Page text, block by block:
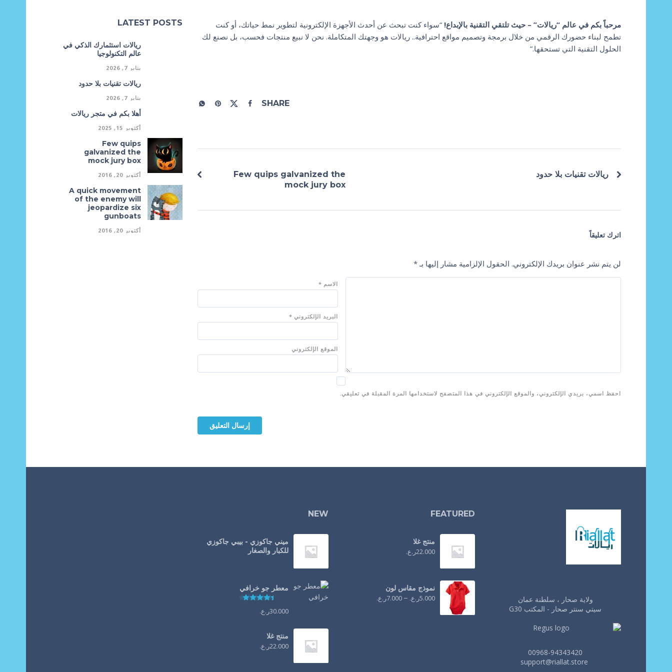
مرحباً بكم في عالم “ريالات” – حيث تلتقي التقنية بالإبداع! “سواء كنت تبحث عن أحدث الأجهزة الإلكترونية لتطوير نمط حياتك، أو كنت
تطمح لبناء حضورك الرقمي من خلال برمجة وتصميم مواقع احترافية.. ريالات هو وجهتك المتكاملة. نحن لا نبيع منتجات فحسب، بل نصنع لك
الحلول التقنية التي تستحقها.”
SHARE
Few quips galvanized the
mock jury box
ريالات تقنيات بلا حدود
اترك تعليقاً
لن يتم نشر عنوان بريدك الإلكتروني. الحقول الإلزامية مشار إليها بـ*
الاسم *
البريد الإلكتروني *
الموقع الإلكتروني
احفظ اسمي، بريدي الإلكتروني، والموقع الإلكتروني في هذا المتصفح لاستخدامها المرة المقبلة في تعليقي.
LATEST POSTS
ريالات استثمارك الذكي في
عالم التكنولوجيا
يناير 7, 2026
ريالات تقنيات بلا حدود
يناير 7, 2026
أهلا بكم في متجر ريالات
أكتوبر 15, 2025
Few quips
galvanized the
mock jury box
أكتوبر 20, 2016
A quick movement
of the enemy will
jeopardize six
gunboats
أكتوبر 20, 2016
ولاية صحار ، سلطنة عمان
سيتي سنتر صحار - المكتب G30
00968-94343420
FEATURED
منتج غلا
22.000ر.ع.
نموذج مقاس لون
5.000ر.ع. –
7.000ر.ع.
NEW
ميني جاكوزي - بيبي جاكوزي
للكبار والصغار
معطر جو خرافي
30.000ر.ع.
منتج غلا
22.000ر.ع.